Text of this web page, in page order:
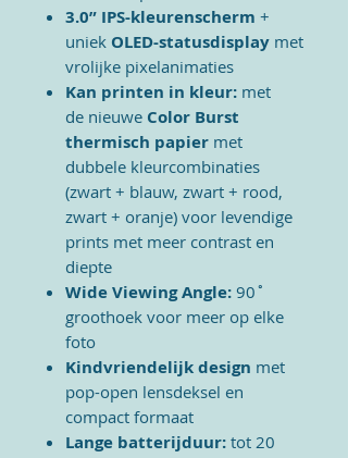
3.0” IPS-kleurenscherm +
uniek OLED-statusdisplay met
vrolijke pixelanimaties
Kan printen in kleur: met
de nieuwe Color Burst
thermisch papier met
dubbele kleurcombinaties
(zwart + blauw, zwart + rood,
zwart + oranje) voor levendige
prints met meer contrast en
diepte
Wide Viewing Angle: 90˚
groothoek voor meer op elke
foto
Kindvriendelijk design met
pop-open lensdeksel en
compact formaat
Lange batterijduur: tot 20